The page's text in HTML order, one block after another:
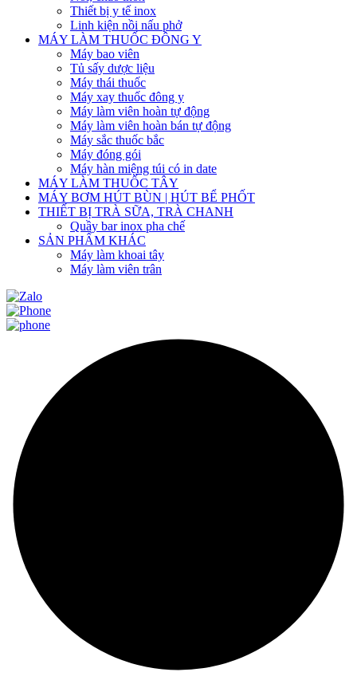
Thiết bị y tế inox
Linh kiện nồi nấu phở
MÁY LÀM THUỐC ĐÔNG Y
Máy bao viên
Tủ sấy dược liệu
Máy thái thuốc
Máy xay thuốc đông y
Máy làm viên hoàn tự động
Máy làm viên hoàn bán tự động
Máy sắc thuốc bắc
Máy đóng gói
Máy hàn miệng túi có in date
MÁY LÀM THUỐC TÂY
MÁY BƠM HÚT BÙN | HÚT BỂ PHỐT
THIẾT BỊ TRÀ SỮA, TRÀ CHANH
Quầy bar inox pha chế
SẢN PHẨM KHÁC
Máy làm khoai tây
Máy làm viên trân